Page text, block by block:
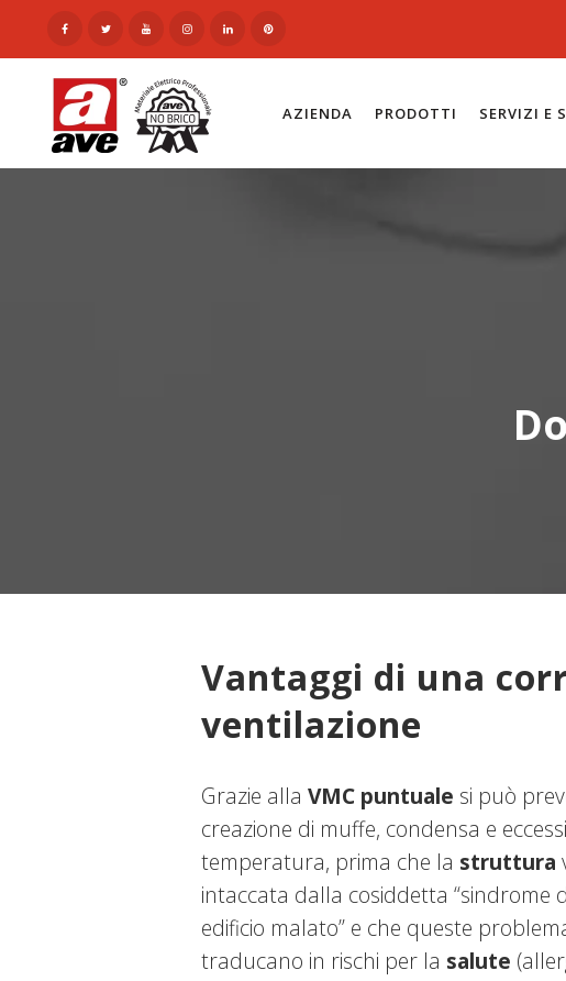
AZIENDA PRODOTTI SERVIZI E
Vantaggi di una
ventilazione
Grazie alla VMC puntuale si può
creazione di muffe, condensa e
temperatura, prima che la struttura
intaccata dalla cosiddetta “sindrome
edificio malato” e che queste
traducano in rischi per la salute